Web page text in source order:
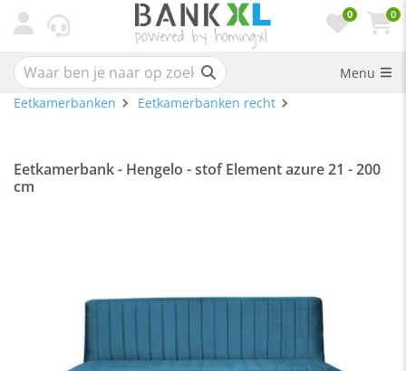
0 0
Menu
Eetkamerbanken
Eetkamerbanken recht
Eetkamerbank - Hengelo - stof Element azure 21 - 200
cm